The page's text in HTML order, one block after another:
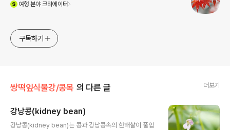
여행분야 크리에이터
구독하기
쌍떡잎식물강/콩목 의 다른 글 더보기
강낭콩(kidney bean)
강낭콩(kidney bean)는 콩과 강낭콩속의 한해살이 풀입